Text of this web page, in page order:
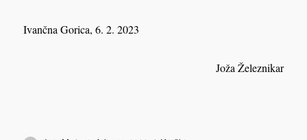
Ivančna Gorica, 6. 2. 2023
Joža Železnikar